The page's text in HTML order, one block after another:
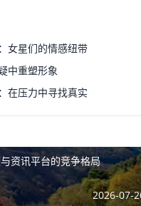
女星们的情感纽带
中重塑形象
在压力中寻找真实
资讯平台的竞争格局
2026-07-